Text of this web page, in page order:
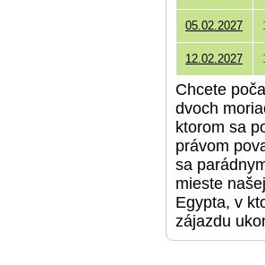
05.02.2027
12.02.2027
Chcete
dvoch
ktorom sa
právom
sa
mieste
Egypta, v
zájazdu